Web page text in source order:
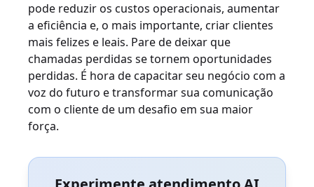
pode reduzir os custos operacionais, aumentar
a eficiência e, o mais importante, criar clientes
mais felizes e leais. Pare de deixar que
chamadas perdidas se tornem oportunidades
perdidas. É hora de capacitar seu negócio com a
voz do futuro e transformar sua comunicação
com o cliente de um desafio em sua maior
força.